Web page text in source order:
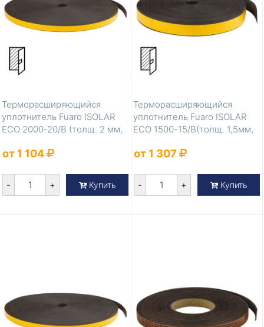
Терморасширяющийся
уплотнитель Fuaro ISOLAR
ECO 2000-20/B (толщ. 2 мм,
от 1 104
- + Купить
Терморасширяющийся
уплотнитель Fuaro ISOLAR
ECO 1500-15/B(толщ. 1,5мм,
от 1 307
- + Купить